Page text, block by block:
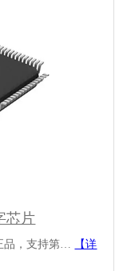
芯片
品，支持第…
【详